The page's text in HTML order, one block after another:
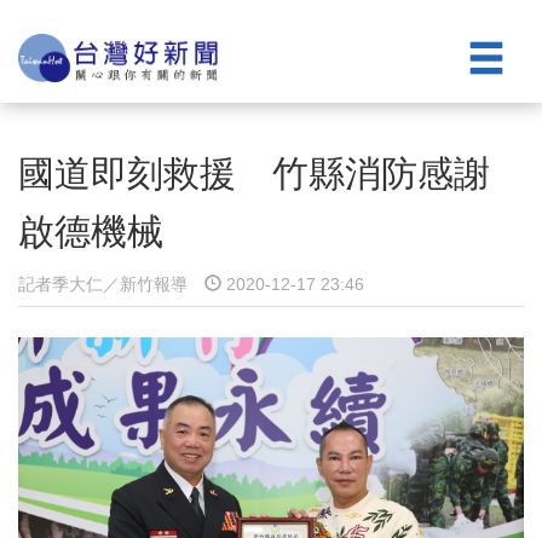
國道即刻救援 竹縣消防感謝
啟德機械
記者季大仁／新竹報導 2020-12-17 23:46